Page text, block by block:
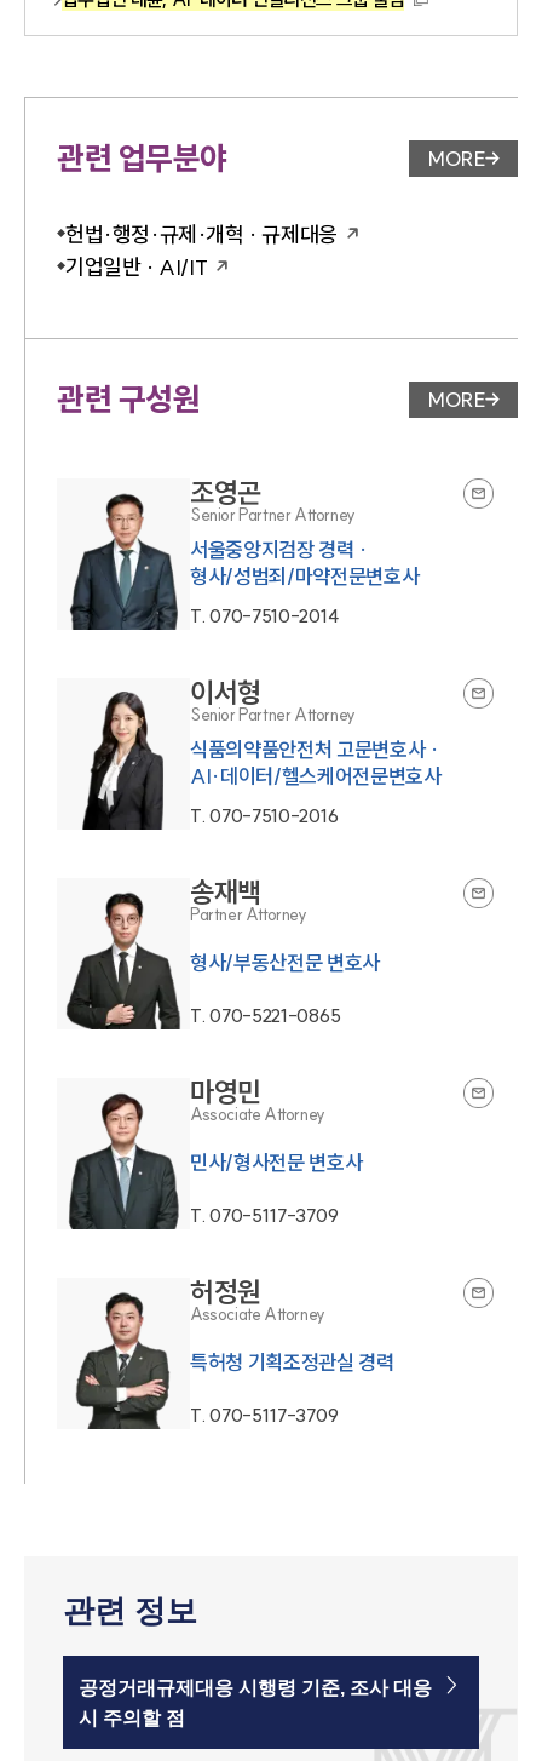
관련 업무분야 업무분야
MORE
헌법·행정·규제·개혁 · 규제대응
기업일반 · AI/IT
관련 구성원 변호사 페
MORE
조영곤
Senior Partner Attorney
서울중앙지검장 경력 ·
형사/성범죄/마약전문변호사
T.070-7510-2014
이서형
Senior Partner Attorney
식품의약품안전처 고문변호사 ·
AI·데이터/헬스케어전문변호사
T.070-7510-2016
송재백
Partner Attorney
형사/부동산전문 변호사
T.070-5221-0865
마영민
Associate Attorney
민사/형사전문 변호사
T.070-5117-3709
허정원
Associate Attorney
특허청 기획조정관실 경력
T.070-5117-3709
관련 정보
공정거래규제대응 시행령 기준, 조사 대응
시 주의할 점